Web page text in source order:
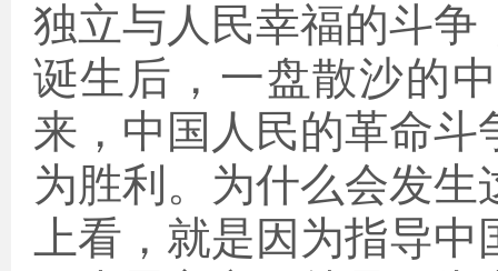
独立与人民幸福的斗争
诞生后，一盘散沙的
来，中国人民的革命
为胜利。为什么会发
上看，就是因为指导中